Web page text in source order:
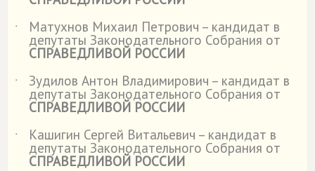
˙
Матухнов Михаил Петрович – кандидат в
депутаты Законодательного Собрания от
СПРАВЕДЛИВОЙ РОССИИ
˙
Зудилов Антон Владимирович – кандидат в
депутаты Законодательного Собрания от
СПРАВЕДЛИВОЙ РОССИИ
˙
Кашигин Сергей Витальевич – кандидат в
депутаты Законодательного Собрания от
СПРАВЕДЛИВОЙ РОССИИ